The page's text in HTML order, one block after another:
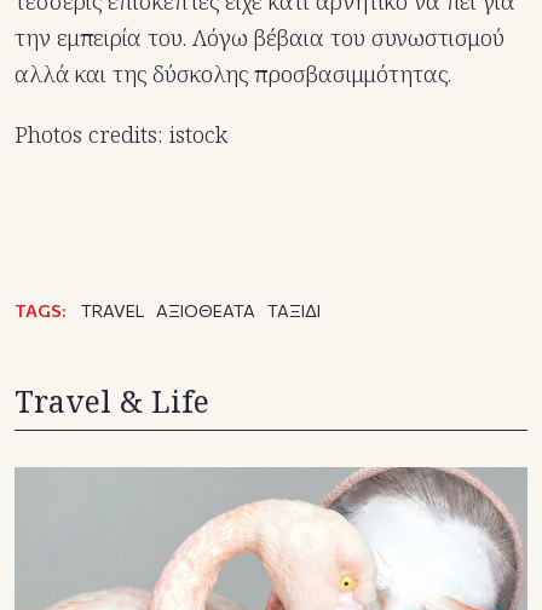
την εμπειρία του. Λόγω βέβαια του συνωστισμού
αλλά και της δύσκολης προσβασιμμότητας.
Photos credits: istock
TAGS: TRAVEL ΑΞΙΟΘΕΑΤΑ ΤΑΞΙΔΙ
Travel & Life